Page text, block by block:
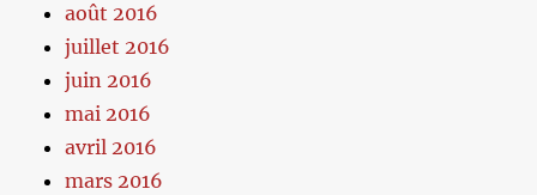
août 2016
juillet 2016
juin 2016
mai 2016
avril 2016
mars 2016